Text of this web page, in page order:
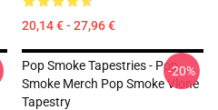
20,14 € - 27,96 €
Pop Smoke Tapestries - Pop
Smoke Merch Pop Smoke Vlone
Tapestry
-20%